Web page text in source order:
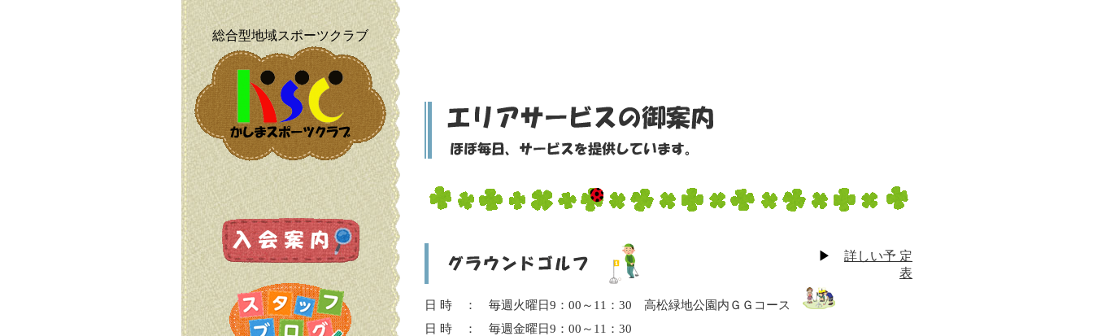
総合型地域スポーツクラブ
▶ 詳しい予 定
表
日 時 ： 毎週火曜日9：00～11：30 高松緑地公園内ＧＧコース
日 時 ： 毎週金曜日9：00～11：30